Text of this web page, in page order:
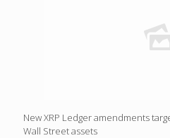
New XRP Ledger amendments
Wall Street assets